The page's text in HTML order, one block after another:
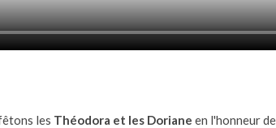
les Théodora et les Doriane en l'honneur